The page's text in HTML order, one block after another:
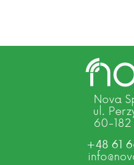
Nova
ul.
60-182
+48 61